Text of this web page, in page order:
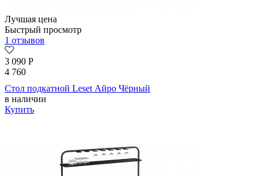
Лучшая цена
Быстрый просмотр
1 отзывов
3 090 Р
4 760
Стол подкатной Leset Айро Чёрный
в наличии
Купить